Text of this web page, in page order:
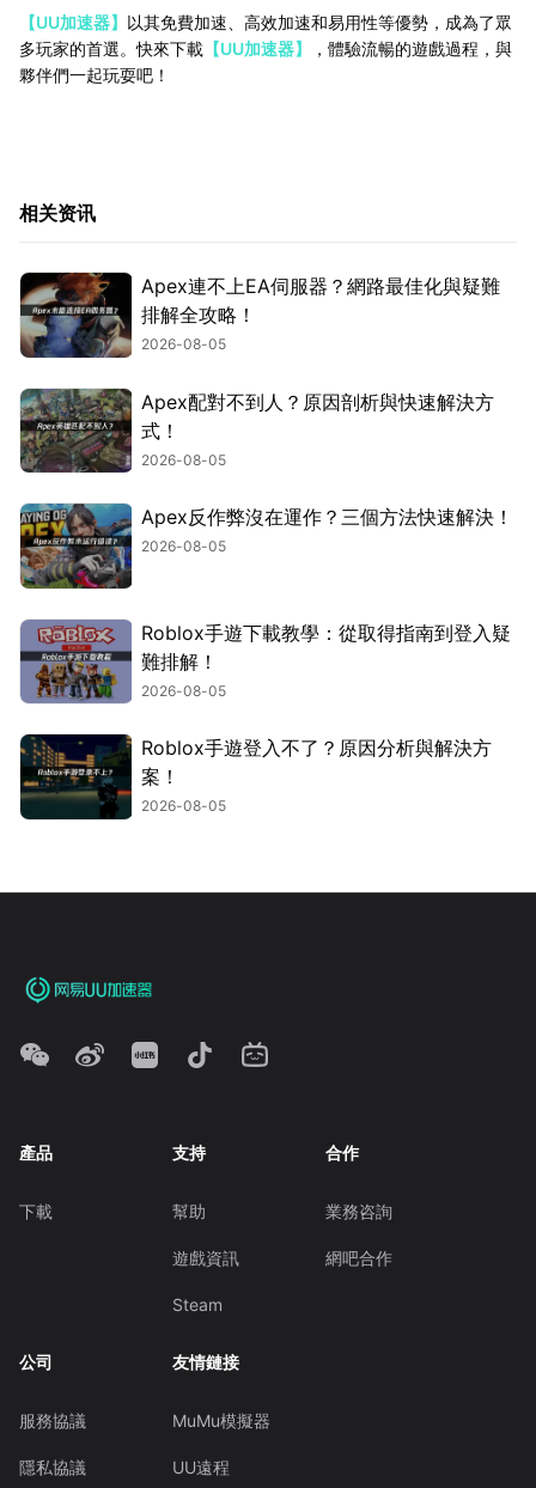
【UU加速器】 以其免費加速、高效加速和易用性等優勢，成為了眾
多玩家的首選。快來下載 【UU加速器】
，體驗流暢的遊戲過程，與
夥伴們一起玩耍吧！
相关资讯
Apex連不上EA伺服器？網路最佳化與疑難
排解全攻略！
2026-08-05
Apex配對不到人？原因剖析與快速解決方
式！
2026-08-05
Apex反作弊沒在運作？三個方法快速解決！
2026-08-05
Roblox手遊下載教學：從取得指南到登入疑
難排解！
2026-08-05
Roblox手遊登入不了？原因分析與解決方
案！
2026-08-05
產品
下載
支持
幫助
遊戲資訊
Steam
合作
業務咨詢
網吧合作
公司
服務協議
隱私協議
友情鏈接
MuMu模擬器
UU遠程